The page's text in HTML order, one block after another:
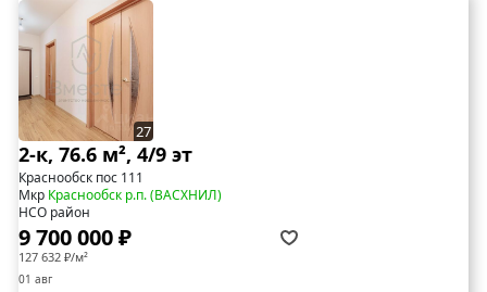
27
2-к, 76.6 м², 4/9 эт
Краснообск пос 111
Мкр Краснообск р.п. (ВАСХНИЛ)
НСО район
9 700 000 ₽
127 632 ₽/м²
01 авг